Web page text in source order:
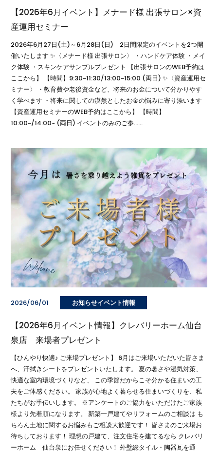
【2026年6月イベント】メナード様 出張サロン×資
産運用セミナー
2026年6月27日(土)～6月28日(日) 2日間限定のイベントを2つ開
催いたします ✨〈メナード様 出張サロン〉 ・ハンドケア体験 ・メイ
ク体験 ・スキンケアサンプルプレゼント 【出張サロンのWEB予約は
ここから】 【時間】9:30~11:30/13:00~15:00 (両日) ✨〈資産運用セ
ミナー〉 ・教育費や老後資金など、将来のお金について分かりやす
く学べます ・将来に関しての漠然としたお金の悩みに寄り添います
【資産運用セミナーのWEB予約はここから】 【時間】
10:00~/14:00~ (両日) イベントのみのご参……
2026/06/01 お知らせイベント情報
【2026年6月イベント情報】クレバリーホーム仙台
泉店 来場者プレゼント
【ひんやり快適♪ ご来場プレゼント】 6月はご来場いただいた皆さま
へ、汗拭きシートをプレゼントいたします。 夏の暑さや湿気対策、
快適な室内環境づくりなど、 この季節だからこそ分かる住まいの工
夫をご体感ください。 家族が心地よく暮らせる住まいづくりを、私
たちがお手伝いします。 ※アンケートのご協力をいただけたご家族
様より先着順になります。 新築一戸建てやリフォームのご相談は も
ちろん土地に関するお悩みもご相談大歓迎です！ 皆さまのご来場お
待ちしております！ 理想の戸建て、注文住宅を建てるなら クレバリ
ーホーム 仙台泉にお任せください！ 外壁総タイル・陶器瓦を通